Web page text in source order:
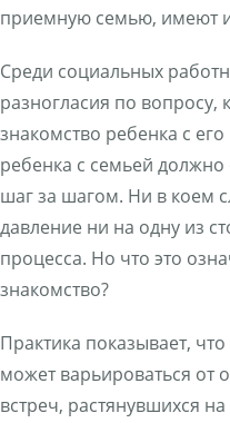
приемную семью, имеют
Среди социальных
разногласия по вопросу,
знакомство ребенка с
ребенка с семьей должно
шаг за шагом. Ни в коем
давление ни на одну из
процесса. Но что это
знакомство?
Практика показывает,
может варьироваться от
встреч, растянувшихся